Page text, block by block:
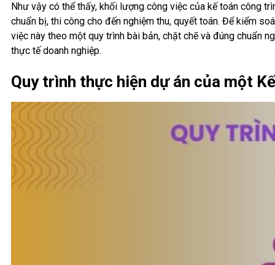
Như vậy có thể thấy, khối lượng công việc của kế toán công
chuẩn bị, thi công cho đến nghiệm thu, quyết toán. Để kiểm
việc này theo một quy trình bài bản, chặt chẽ và đúng chuẩn
thực tế doanh nghiệp.
Quy trình thực hiện dự án của một